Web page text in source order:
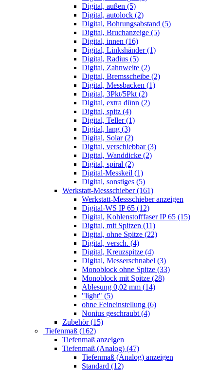
Digital, außen (5)
Digital, autolock (2)
Digital, Bohrungsabstand (5)
Digital, Bruchanzeige (5)
Digital, innen (16)
Digital, Linkshänder (1)
Digital, Radius (5)
Digital, Zahnweite (2)
Digital, Bremsscheibe (2)
Digital, Messbacken (1)
Digital, 3Pkt/5Pkt (2)
Digital, extra dünn (2)
Digital, spitz (4)
Digital, Teller (1)
Digital, lang (3)
Digital, Solar (2)
Digital, verschiebbar (3)
Digital, Wanddicke (2)
Digital, spiral (2)
Digital-Messkeil (1)
Digital, sonstiges (5)
Werkstatt-Messschieber (161)
Werkstatt-Messschieber anzeigen
Digital-WS IP 65 (12)
Digital, Kohlenstofffaser IP 65 (15)
Digital, mit Spitzen (11)
Digital, ohne Spitze (22)
Digital, versch. (4)
Digital, Kreuzspitze (4)
Digital, Messerschnabel (3)
Monoblock ohne Spitze (33)
Monoblock mit Spitze (28)
Ablesung 0,02 mm (14)
"light" (5)
ohne Feineinstellung (6)
Nonius geschraubt (4)
Zubehör (15)
Tiefenmaß (162)
Tiefenmaß anzeigen
Tiefenmaß (Analog) (47)
Tiefenmaß (Analog) anzeigen
Standard (12)